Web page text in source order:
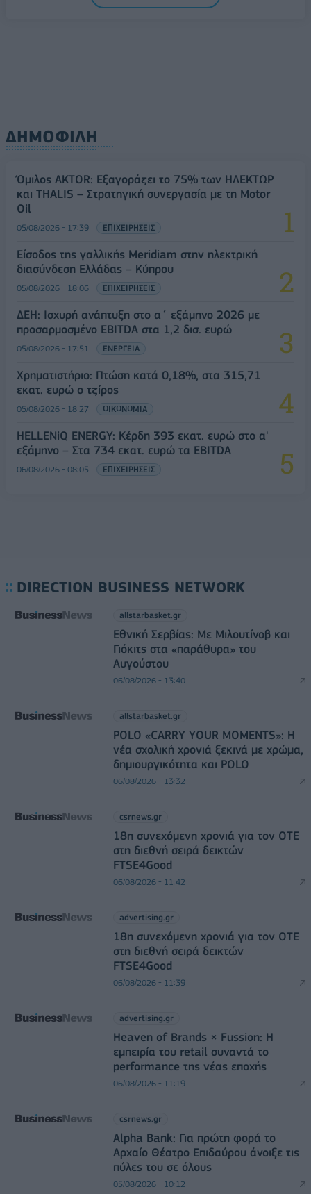
ΔΗΜΟΦΙΛΗ
Όμιλος AKTOR: Εξαγοράζει το 75% των ΗΛΕΚΤΩΡ
και THALIS – Στρατηγική συνεργασία με τη Motor
Oil
05/08/2026 - 17:39 ΕΠΙΧΕΙΡΗΣΕΙΣ
Είσοδος της γαλλικής Meridiam στην ηλεκτρική
διασύνδεση Ελλάδας – Κύπρου
05/08/2026 - 18:06 ΕΠΙΧΕΙΡΗΣΕΙΣ
ΔΕΗ: Ισχυρή ανάπτυξη στο α΄ εξάμηνο 2026 με
προσαρμοσμένο EBITDA στα 1,2 δισ. ευρώ
05/08/2026 - 17:51 ΕΝΕΡΓΕΙΑ
Χρηματιστήριο: Πτώση κατά 0,18%, στα 315,71
εκατ. ευρώ ο τζίρος
05/08/2026 - 18:27 ΟΙΚΟΝΟΜΙΑ
HELLENiQ ENERGY: Κέρδη 393 εκατ. ευρώ στο α'
εξάμηνο – Στα 734 εκατ. ευρώ τα EBITDA
06/08/2026 - 08:05 ΕΠΙΧΕΙΡΗΣΕΙΣ
DIRECTION BUSINESS NETWORK
allstarbasket.gr
Εθνική Σερβίας: Με Μιλουτίνοβ και
Γιόκιτς στα «παράθυρα» του
Αυγούστου
06/08/2026 - 13:40
allstarbasket.gr
POLO «CARRY YOUR MOMENTS»: Η
νέα σχολική χρονιά ξεκινά με χρώμα,
δημιουργικότητα και POLO
06/08/2026 - 13:32
csrnews.gr
18η συνεχόμενη χρονιά για τον ΟΤΕ
στη διεθνή σειρά δεικτών
FTSE4Good
06/08/2026 - 11:42
advertising.gr
18η συνεχόμενη χρονιά για τον ΟΤΕ
στη διεθνή σειρά δεικτών
FTSE4Good
06/08/2026 - 11:39
advertising.gr
Heaven of Brands × Fussion: Η
εμπειρία του retail συναντά το
performance της νέας εποχής
06/08/2026 - 11:19
csrnews.gr
Alpha Bank: Για πρώτη φορά το
Αρχαίο Θέατρο Επιδαύρου άνοιξε τις
πύλες του σε όλους
05/08/2026 - 10:12